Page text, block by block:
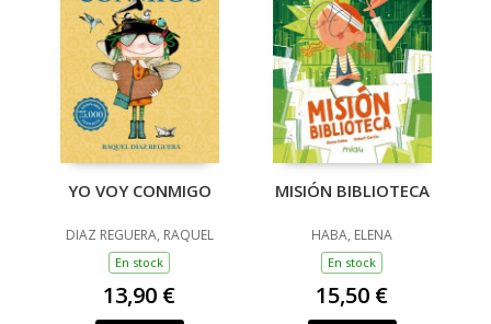
YO VOY CONMIGO
DIAZ REGUERA, RAQUEL
En stock
13,90 €
MISIÓN BIBLIOTECA
HABA, ELENA
En stock
15,50 €